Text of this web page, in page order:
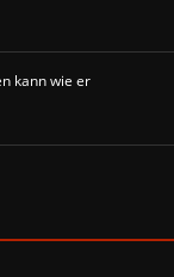
kann wie er